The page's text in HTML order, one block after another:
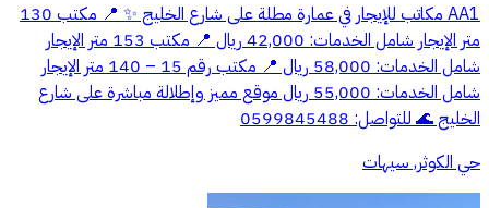
AA1 مكاتب للإيجار في عمارة مطلة على شارع الخليج ✨ 📍 مكتب 130
متر الإيجار شامل الخدمات: 42,000 ريال 📍 مكتب 153 متر الإيجار
شامل الخدمات: 58,000 ريال 📍 مكتب رقم 15 – 140 متر الإيجار
شامل الخدمات: 55,000 ريال موقع مميز وإطلالة مباشرة على شارع
الخليج 🌊 للتواصل: 0599845488
حي الكوثر, سيهات